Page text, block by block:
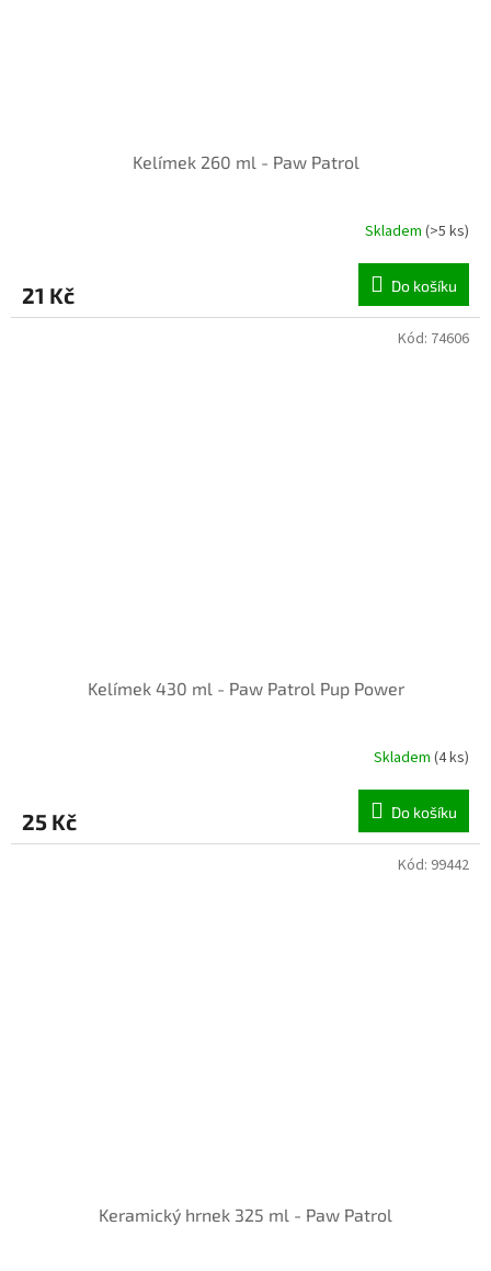
Kelímek 260 ml - Paw Patrol
Skladem (>5 ks)
21 Kč Do košíku
Kelímek 430 ml - Paw Patrol Pup Power
Skladem (4 ks)
25 Kč Do košíku
Kód: 74606
Keramický hrnek 325 ml - Paw Patrol
Kód: 99442